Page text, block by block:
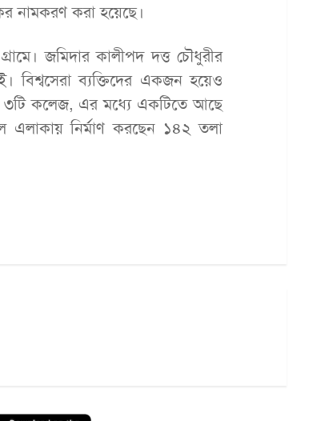
নামকরণ করা হয়েছে।
জমিদার কালীপদ দত্ত চৌধুরীর
বিশ্বসেরা ব্যক্তিদের একজন হয়েও
৩টি কলেজ, এর মধ্যে একটিতে আছে
এলাকায় নির্মাণ করছেন ১৪২ তলা